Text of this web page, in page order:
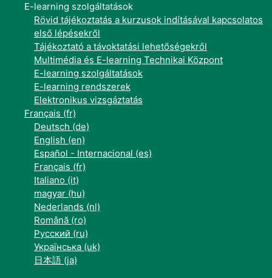
E-learning szolgáltatások
Rövid tájékoztatás a kurzusok indításával kapcsolatos
első lépésekről
Tájékoztató a távoktatási lehetőségekről
Multimédia és E-learning Technikai Központ
E-learning szolgáltatások
E-learning rendszerek
Elektronikus vizsgáztatás
Français ‎(fr)‎
Deutsch ‎(de)‎
English ‎(en)‎
Español - Internacional ‎(es)‎
Français ‎(fr)‎
Italiano ‎(it)‎
magyar ‎(hu)‎
Nederlands ‎(nl)‎
Română ‎(ro)‎
Русский ‎(ru)‎
Українська ‎(uk)‎
日本語 ‎(ja)‎